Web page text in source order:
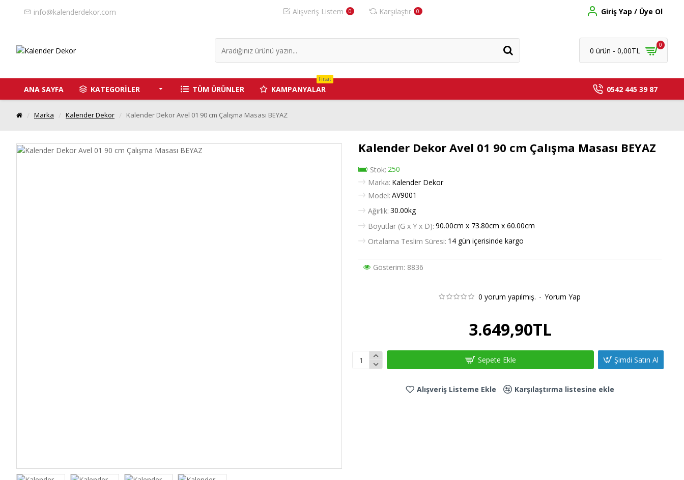
info@kalenderdekor.com Alışveriş Listem 0 Karşılaştır 0 Giriş Yap / Üye Ol
0 ürün - 0,00TL
0
ANA SAYFA KATEGORİLER TÜM ÜRÜNLER KAMPANYALAR
Fırsat
0542 445 39 87
Marka Kalender Dekor Kalender Dekor Avel 01 90 cm Çalışma Masası BEYAZ
Kalender Dekor Avel 01 90 cm Çalışma Masası BEYAZ
Stok: 250
Marka: Kalender Dekor
Model: AV9001
Ağırlık: 30.00kg
Boyutlar (G x Y x D): 90.00cm x 73.80cm x 60.00cm
Ortalama Teslim Süresi: 14 gün içerisinde kargo
Gösterim: 8836
0 yorum yapılmış. - Yorum Yap
3.649,90TL
Sepete Ekle Şimdi Satın Al
Alışveriş Listeme Ekle Karşılaştırma listesine ekle